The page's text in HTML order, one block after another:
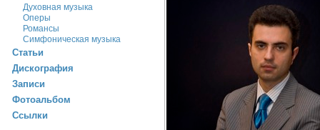
Духовная музыка
Оперы
Романсы
Симфоническая музыка
Статьи
Дискография
Записи
Фотоальбом
Ссылки